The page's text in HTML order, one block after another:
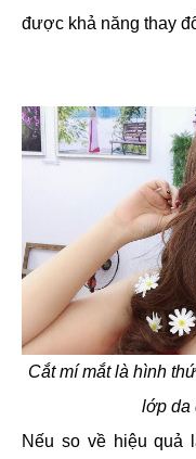
được khả năng thay
Cắt mí mắt là hình
lớp da
Nếu so về hiệu quả